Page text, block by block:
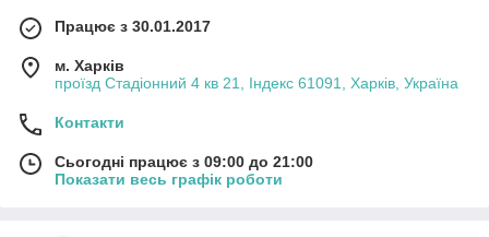
Працює з 30.01.2017
м. Харків
проїзд Стадіонний 4 кв 21, Індекс 61091, Харків, Україна
Контакти
Сьогодні працює з 09:00 до 21:00
Показати весь графік роботи